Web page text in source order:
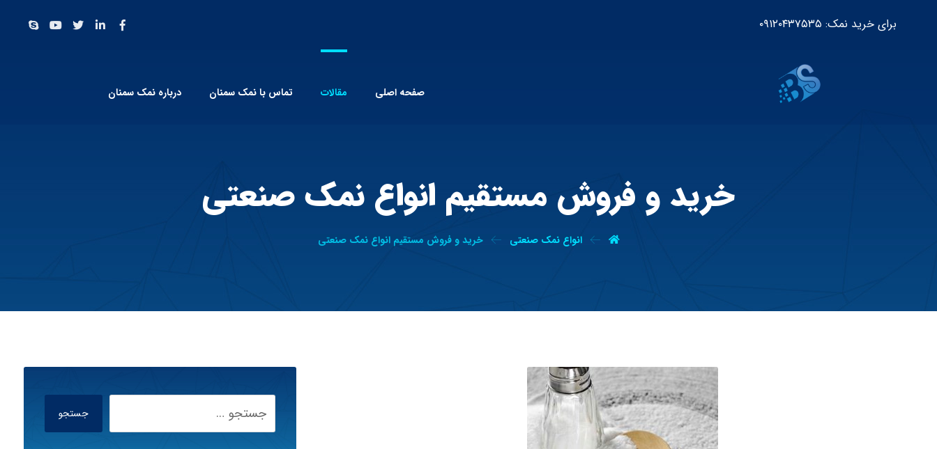
برای خرید نمک: ۰۹۱۲۰۴۳۷۵۳۵
صفحه اصلی مقالات تماس با نمک سمنان درباره نمک سمنان
خرید و فروش مستقیم انواع نمک صنعتی
انواع نمک صنعتی خرید و فروش مستقیم انواع نمک صنعتی
جستجو